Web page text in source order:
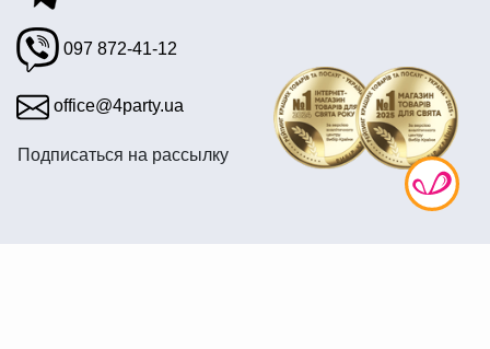
097 872-41-12
office@4party.ua
Подписаться на рассылку